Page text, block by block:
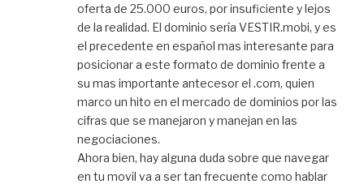
oferta de 25.000 euros, por insuficiente y lejos
de la realidad. El dominio sería VESTIR.mobi, y es
el precedente en español mas interesante para
posicionar a este formato de dominio frente a
su mas importante antecesor el .com, quien
marco un hito en el mercado de dominios por las
cifras que se manejaron y manejan en las
negociaciones.
Ahora bien, hay alguna duda sobre que navegar
en tu movil va a ser tan frecuente como hablar